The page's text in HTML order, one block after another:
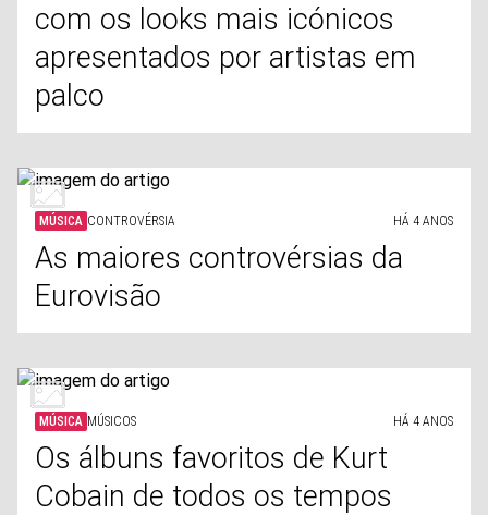
com os looks mais icónicos
apresentados por artistas em
palco
MÚSICA CONTROVÉRSIA HÁ 4 ANOS
As maiores controvérsias da
Eurovisão
MÚSICA MÚSICOS HÁ 4 ANOS
Os álbuns favoritos de Kurt
Cobain de todos os tempos